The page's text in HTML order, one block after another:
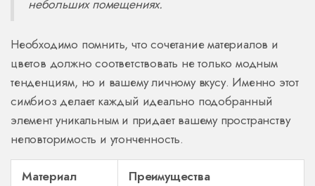
небольших помещениях.
Необходимо помнить, что сочетание материалов и
цветов должно соответствовать не только модным
тенденциям, но и вашему личному вкусу. Именно этот
симбиоз делает каждый идеально подобранный
элемент уникальным и придает вашему пространству
неповторимость и утонченность.
Материал Преимущества